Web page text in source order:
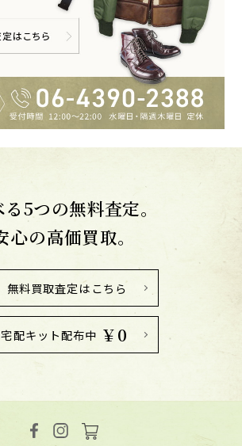
5つの無料査定。
心の高価買取。
無料買取査定はこちら
宅配キット配布中 ￥0